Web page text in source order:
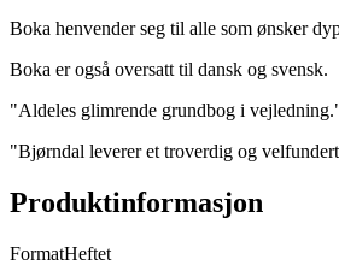
Boka henvender seg til alle som ønsker
Boka er også oversatt til dansk og svensk.
"Aldeles glimrende grundbog i
"Bjørndal leverer et troverdig og
Produktinformasjon
FormatHeftet